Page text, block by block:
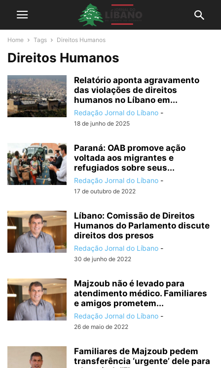
Home Tags Direitos Humanos
Direitos Humanos
Relatório aponta agravamento
das violações de direitos
humanos no Líbano em...
Redação Jornal do Líbano -
18 de junho de 2025
Paraná: OAB promove ação
voltada aos migrantes e
refugiados sobre seus...
Redação Jornal do Líbano -
17 de outubro de 2022
Líbano: Comissão de Direitos
Humanos do Parlamento discute
direitos dos presos
Redação Jornal do Líbano -
30 de junho de 2022
Majzoub não é levado para
atendimento médico. Familiares
e amigos prometem...
Redação Jornal do Líbano -
26 de maio de 2022
Familiares de Majzoub pedem
transferência ‘urgente’ dele para